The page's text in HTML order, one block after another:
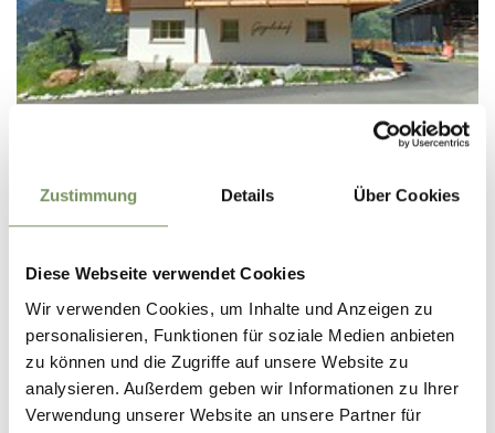
Zustimmung Details Über Cookies
Diese Webseite verwendet Cookies
Wir verwenden Cookies, um Inhalte und Anzeigen zu
personalisieren, Funktionen für soziale Medien anbieten
zu können und die Zugriffe auf unsere Website zu
analysieren. Außerdem geben wir Informationen zu Ihrer
Verwendung unserer Website an unsere Partner für
B&B AND APPARTMENTS
FERIENWOHNUNGEN GÖGELEHOF
info@goegelehof.org
Tel.+39 349 3579954
MEHR LESEN